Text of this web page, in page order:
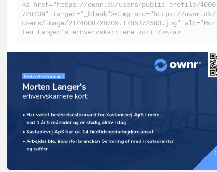
<a href="https://ownr.dk/users/public-profile/4000
728709" target="_blank"><img src="https://ownr.dk/
users/image/21/4000728709.1785372580.jpg" alt="Mor
ten Langer's erhvervskarriere kort"/></a>